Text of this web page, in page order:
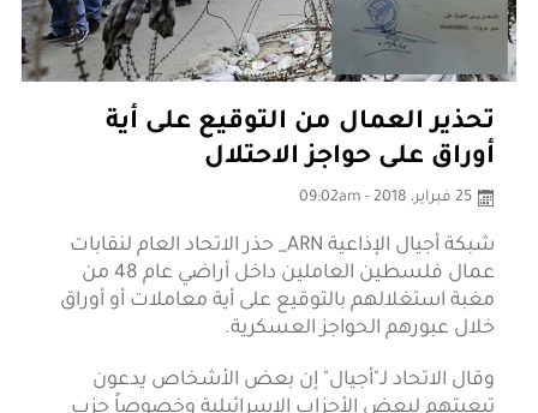
تحذير العمال من التوقيع على أية
أوراق على حواجز الاحتلال
25 فبراير، 2018 - 09:02am
شبكة أجيال الإذاعية ARN_ حذر الاتحاد العام لنقابات
عمال فلسطين العاملين داخل أراضي عام 48 من
مغبة استغلالهم بالتوقيع على أية معاملات أو أوراق
خلال عبورهم الحواجز العسكرية.
وقال الاتحاد لـ"أجيال" إن بعض الأشخاص يدعون
تبعيتهم لبعض الأحزاب الإسرائيلية وخصوصاً حزب